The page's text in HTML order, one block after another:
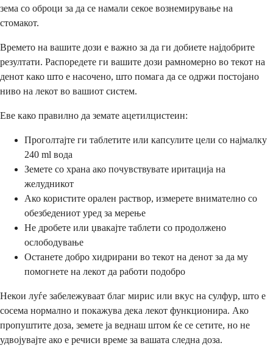
зема со оброци за да се намали секое вознемирување на
стомакот.
Времето на вашите дози е важно за да ги добиете најдобрите
резултати. Распоредете ги вашите дози рамномерно во текот на
денот како што е насочено, што помага да се одржи постојано
ниво на лекот во вашиот систем.
Еве како правилно да земате ацетилцистеин:
Проголтајте ги таблетите или капсулите цели со најмалку
240 ml вода
Земете со храна ако почувствувате иритација на
желудникот
Ако користите орален раствор, измерете внимателно со
обезбедениот уред за мерење
Не дробете или џвакајте таблети со продолжено
ослободување
Останете добро хидрирани во текот на денот за да му
помогнете на лекот да работи подобро
Некои луѓе забележуваат благ мирис или вкус на сулфур, што е
сосема нормално и покажува дека лекот функционира. Ако
пропуштите доза, земете ја веднаш штом ќе се сетите, но не
удвојувајте ако е речиси време за вашата следна доза.